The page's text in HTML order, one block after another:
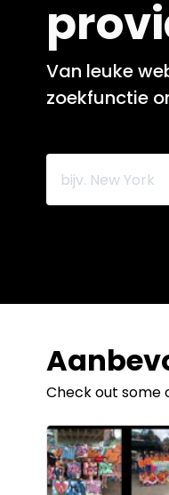
Van leuke
zoekfunctie
Check out some